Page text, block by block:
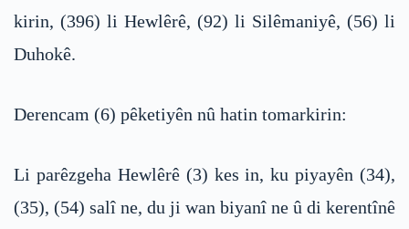
kirin, (396) li Hewlêrê, (92) li Silêmaniyê, (56) li
Duhokê.
Derencam (6) pêketiyên nû hatin tomarkirin:
Li parêzgeha Hewlêrê (3) kes in, ku piyayên (34),
(35), (54) salî ne, du ji wan biyanî ne û di kerentînê